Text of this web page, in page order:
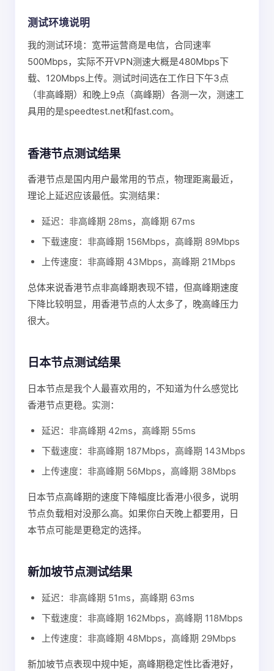
测试环境说明
我的测试环境：宽带运营商是电信，合同速率
500Mbps，实际不开VPN测速大概是480Mbps下
载、120Mbps上传。测试时间选在工作日下午3点
（非高峰期）和晚上9点（高峰期）各测一次，测速工
具用的是speedtest.net和fast.com。
香港节点测试结果
香港节点是国内用户最常用的节点，物理距离最近，
理论上延迟应该最低。实测结果：
延迟：非高峰期 28ms，高峰期 67ms
下载速度：非高峰期 156Mbps，高峰期 89Mbps
上传速度：非高峰期 43Mbps，高峰期 21Mbps
总体来说香港节点非高峰期表现不错，但高峰期速度
下降比较明显，用香港节点的人太多了，晚高峰压力
很大。
日本节点测试结果
日本节点是我个人最喜欢用的，不知道为什么感觉比
香港节点更稳。实测：
延迟：非高峰期 42ms，高峰期 55ms
下载速度：非高峰期 187Mbps，高峰期 143Mbps
上传速度：非高峰期 56Mbps，高峰期 38Mbps
日本节点高峰期的速度下降幅度比香港小很多，说明
节点负载相对没那么高。如果你白天晚上都要用，日
本节点可能是更稳定的选择。
新加坡节点测试结果
延迟：非高峰期 51ms，高峰期 63ms
下载速度：非高峰期 162Mbps，高峰期 118Mbps
上传速度：非高峰期 48Mbps，高峰期 29Mbps
新加坡节点表现中规中矩，高峰期稳定性比香港好，